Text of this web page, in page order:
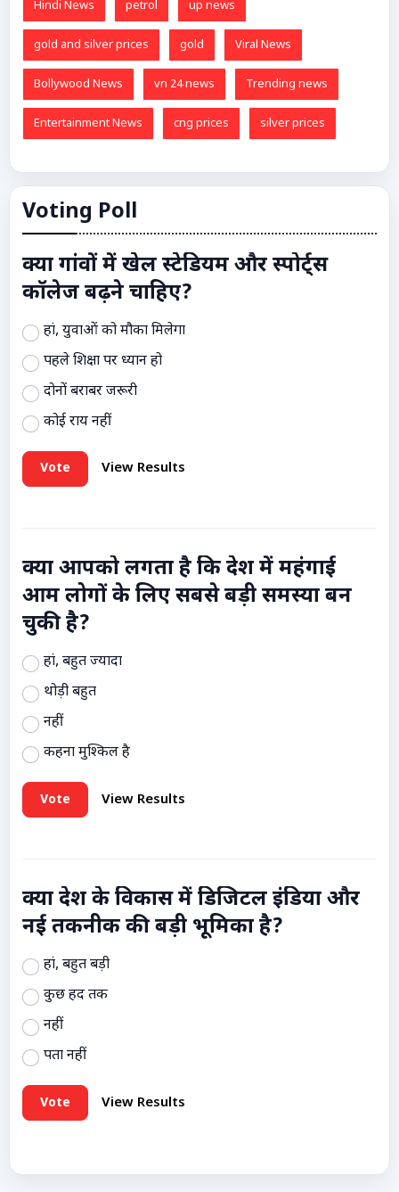
Hindi News petrol up news
gold and silver prices gold Viral News
Bollywood News vn 24 news Trending news
Entertainment News cng prices silver prices
Voting Poll
क्या गांवों में खेल स्टेडियम और स्पोर्ट्स
कॉलेज बढ़ने चाहिए?
हां, युवाओं को मौका मिलेगा
पहले शिक्षा पर ध्यान हो
दोनों बराबर जरूरी
कोई राय नहीं
Vote View Results
क्या आपको लगता है कि देश में महंगाई
आम लोगों के लिए सबसे बड़ी समस्या बन
चुकी है?
हां, बहुत ज्यादा
थोड़ी बहुत
नहीं
कहना मुश्किल है
Vote View Results
क्या देश के विकास में डिजिटल इंडिया और
नई तकनीक की बड़ी भूमिका है?
हां, बहुत बड़ी
कुछ हद तक
नहीं
पता नहीं
Vote View Results